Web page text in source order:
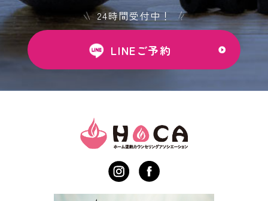
24時間受付中！
LINEご予約